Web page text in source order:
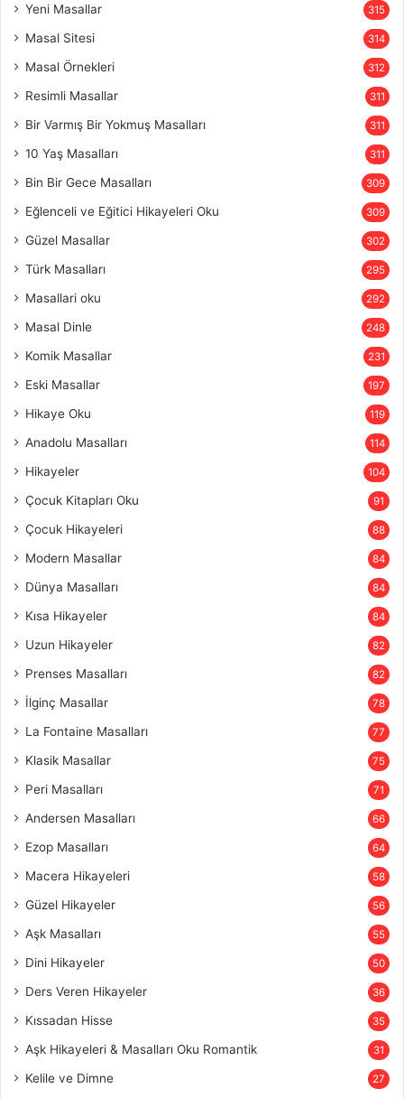
Yeni Masallar 315
Masal Sitesi 314
Masal Örnekleri 312
Resimli Masallar 311
Bir Varmış Bir Yokmuş Masalları 311
10 Yaş Masalları 311
Bin Bir Gece Masalları 309
Eğlenceli ve Eğitici Hikayeleri Oku 309
Güzel Masallar 302
Türk Masalları 295
Masallari oku 292
Masal Dinle 248
Komik Masallar 231
Eski Masallar 197
Hikaye Oku 119
Anadolu Masalları 114
Hikayeler 104
Çocuk Kitapları Oku 91
Çocuk Hikayeleri 88
Modern Masallar 84
Dünya Masalları 84
Kısa Hikayeler 84
Uzun Hikayeler 82
Prenses Masalları 82
İlginç Masallar 78
La Fontaine Masalları 77
Klasik Masallar 75
Peri Masalları 71
Andersen Masalları 66
Ezop Masalları 64
Macera Hikayeleri 58
Güzel Hikayeler 56
Aşk Masalları 55
Dini Hikayeler 50
Ders Veren Hikayeler 36
Kıssadan Hisse 35
Aşk Hikayeleri & Masalları Oku Romantik 31
Kelile ve Dimne 27